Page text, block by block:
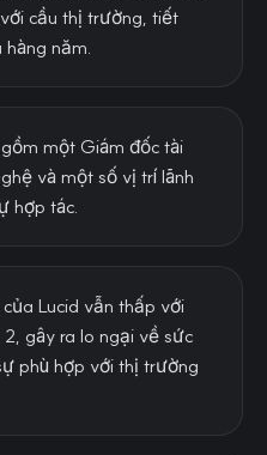
cầu thị trường, tiết
năm.
một Giám đốc tài
và một số vị trí lãnh
hợp tác.
Lucid vẫn thấp với
gây ra lo ngại về sức
phù hợp với thị trường